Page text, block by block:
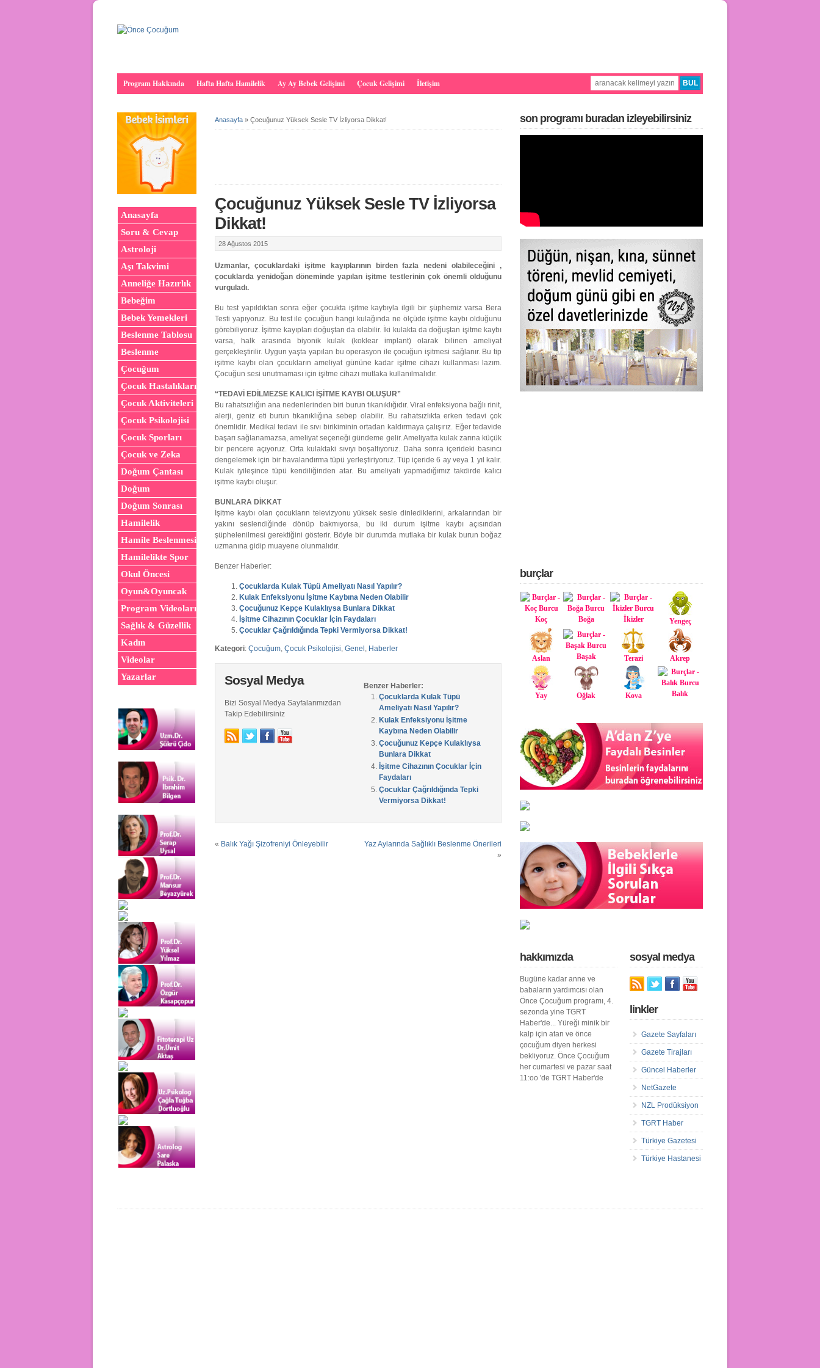
Program Hakkında Hafta Hafta Hamilelik Ay Ay Bebek Gelişimi Çocuk Gelişimi İletişim
Anasayfa »Çocuğunuz Yüksek Sesle TV İzliyorsa Dikkat!
Çocuğunuz Yüksek Sesle TV İzliyorsa
Dikkat!
28 Ağustos 2015
Uzmanlar, çocuklardaki işitme kayıplarının birden fazla nedeni olabileceğini ,
çocuklarda yenidoğan döneminde yapılan işitme testlerinin çok önemli olduğunu
vurguladı.
Bu test yapıldıktan sonra eğer çocukta işitme kaybıyla ilgili bir şüphemiz varsa Bera
Testi yapıyoruz. Bu test ile çocuğun hangi kulağında ne ölçüde işitme kaybı olduğunu
görebiliyoruz. İşitme kayıpları doğuştan da olabilir. İki kulakta da doğuştan işitme kaybı
varsa, halk arasında biyonik kulak (koklear implant) olarak bilinen ameliyat
gerçekleştirilir. Uygun yaşta yapılan bu operasyon ile çocuğun işitmesi sağlanır. Bu tip
işitme kaybı olan çocukların ameliyat gününe kadar işitme cihazı kullanması lazım.
Çocuğun sesi unutmaması için işitme cihazı mutlaka kullanılmalıdır.
“TEDAVİ EDİLMEZSE KALICI İŞİTME KAYBI OLUŞUR”
Bu rahatsızlığın ana nedenlerinden biri burun tıkanıklığıdır. Viral enfeksiyona bağlı rinit,
alerji, geniz eti burun tıkanıklığına sebep olabilir. Bu rahatsızlıkta erken tedavi çok
önemlidir. Medikal tedavi ile sıvı birikiminin ortadan kaldırmaya çalışırız. Eğer tedavide
başarı sağlanamazsa, ameliyat seçeneği gündeme gelir. Ameliyatta kulak zarına küçük
bir pencere açıyoruz. Orta kulaktaki sıvıyı boşaltıyoruz. Daha sonra içerideki basıncı
dengelemek için bir havalandırma tüpü yerleştiriyoruz. Tüp içeride 6 ay veya 1 yıl kalır.
Kulak iyileşince tüpü kendiliğinden atar. Bu ameliyatı yapmadığımız takdirde kalıcı
işitme kaybı oluşur.
BUNLARA DİKKAT
İşitme kaybı olan çocukların televizyonu yüksek sesle dinlediklerini, arkalarından bir
yakını seslendiğinde dönüp bakmıyorsa, bu iki durum işitme kaybı açısından
şüphelenilmesi gerektiğini gösterir. Böyle bir durumda mutlaka bir kulak burun boğaz
uzmanına gidip muayene olunmalıdır.
Benzer Haberler:
Çocuklarda Kulak Tüpü Ameliyatı Nasıl Yapılır?
Kulak Enfeksiyonu İşitme Kaybına Neden Olabilir
Çocuğunuz Kepçe Kulaklıysa Bunlara Dikkat
İşitme Cihazının Çocuklar İçin Faydaları
Çocuklar Çağrıldığında Tepki Vermiyorsa Dikkat!
Kategori:Çocuğum,Çocuk Psikolojisi,Genel , Haberler
Benzer Haberler:
Çocuklarda Kulak Tüpü
Ameliyatı Nasıl Yapılır?
Kulak Enfeksiyonu İşitme
Kaybına Neden Olabilir
Çocuğunuz Kepçe Kulaklıysa
Bunlara Dikkat
İşitme Cihazının Çocuklar İçin
Faydaları
Çocuklar Çağrıldığında Tepki
Vermiyorsa Dikkat!
Sosyal Medya
Bizi Sosyal Medya Sayfalarımızdan
Takip Edebilirsiniz
« Balık Yağı Şizofreniyi Önleyebilir
Yaz Aylarında Sağlıklı Beslenme Önerileri
»
Anasayfa
Soru & Cevap
Astroloji
Aşı Takvimi
Anneliğe Hazırlık
Bebeğim
Bebek Yemekleri
Beslenme Tablosu
Beslenme
Çocuğum
Çocuk Hastalıkları
Çocuk Aktiviteleri
Çocuk Psikolojisi
Çocuk Sporları
Çocuk ve Zeka
Doğum Çantası
Doğum
Doğum Sonrası
Hamilelik
Hamile Beslenmesi
Hamilelikte Spor
Okul Öncesi
Oyun&Oyuncak
Program Videoları
Sağlık & Güzellik
Kadın
Videolar
Yazarlar
son programı buradan i̇zleyebilirsiniz
burçlar
Koç Boğa İkizler Yengeç
Aslan Başak Terazi Akrep
Yay Oğlak Kova Balık
hakkımızda
Bugüne kadar anne ve
babaların yardımcısı olan
Önce Çocuğum programı, 4.
sezonda yine TGRT
Haber'de... Yüreği minik bir
kalp için atan ve önce
çocuğum diyen herkesi
bekliyoruz. Önce Çocuğum
her cumartesi ve pazar saat
11:oo 'de TGRT Haber'de
sosyal medya
linkler
Gazete Sayfaları
Gazete Tirajları
Güncel Haberler
NetGazete
NZL Prodüksiyon
TGRT Haber
Türkiye Gazetesi
Türkiye Hastanesi